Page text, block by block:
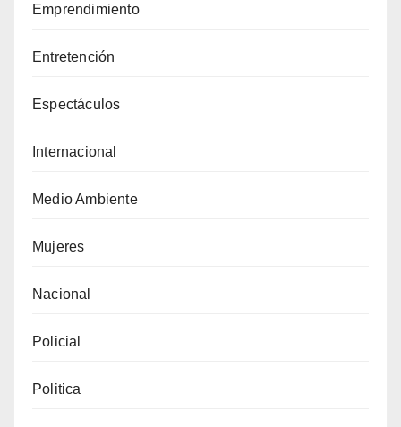
Emprendimiento
Entretención
Espectáculos
Internacional
Medio Ambiente
Mujeres
Nacional
Policial
Politica